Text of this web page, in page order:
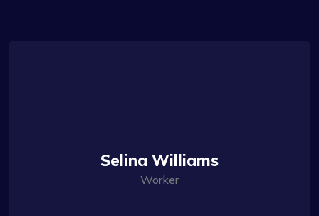
Selina Williams
Worker